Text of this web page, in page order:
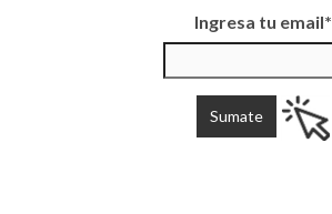
Ingresa tu email*